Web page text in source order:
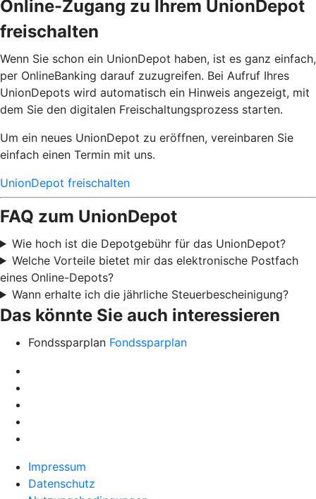
Online-Zugang zu Ihrem UnionDepot
freischalten
Wenn Sie schon ein UnionDepot haben, ist es ganz einfach,
per OnlineBanking darauf zuzugreifen. Bei Aufruf Ihres
UnionDepots wird automatisch ein Hinweis angezeigt, mit
dem Sie den digitalen Freischaltungsprozess starten.
Um ein neues UnionDepot zu eröffnen, vereinbaren Sie
einfach einen Termin mit uns.
UnionDepot freischalten
FAQ zum UnionDepot
Wie hoch ist die Depotgebühr für das UnionDepot?
Welche Vorteile bietet mir das elektronische Postfach
eines Online-Depots?
Wann erhalte ich die jährliche Steuerbescheinigung?
Das könnte Sie auch interessieren
Fondssparplan Fondssparplan
Impressum
Datenschutz